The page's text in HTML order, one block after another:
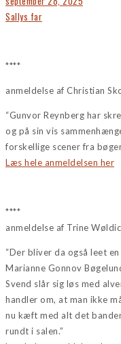
on
Sallys far
****
anmeldelse af Christian
“Gunvor Reynberg har
og på sin vis
forskellige scener fra
Læs hele anmeldelsen her
****
anmeldelse af Trine
“Der bliver da også leet
Marianne Gonnov
Svend slår sig løs med
handler om, at man ikke
nu kæft med alt det
rundt i salen.”